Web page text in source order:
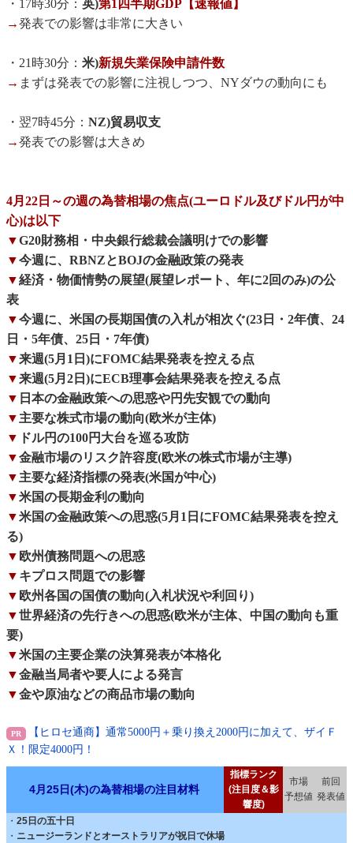
・17時30分： 英)第1四半期GDP【速報値】
→発表での影響は非常に大きい
・21時30分： 米)新規失業保険申請件数
→ まずは発表での影響に注視しつつ、NYダウの動向にも
・翌7時45分： NZ)貿易収支
→発表での影響は大きめ
4月22日～の週の為替相場の焦点(ユーロドル及びドル円が中
心)は以下
▼G20財務相・中央銀行総裁会議明けでの影響
▼今週に、RBNZとBOJの金融政策の発表
▼経済・物価情勢の展望(展望レポート、年に2回のみ)の公
表
▼今週に、米国の長期国債の入札が相次ぐ(23日・2年債、24
日・5年債、25日・7年債)
▼来週(5月1日)にFOMC結果発表を控える点
▼来週(5月2日)にECB理事会結果発表を控える点
▼ 日本の金融政策への思惑や円先安観での動向
▼主要な株式市場の動向(欧米が主体)
▼ ドル円の100円大台を巡る攻防
▼金融市場のリスク許容度(欧米の株式市場が主導)
▼主要な経済指標の発表(米国が中心)
▼米国の長期金利の動向
▼米国の金融政策への思惑(5月1日にFOMC結果発表を控え
る)
▼ 欧州債務問題への思惑
▼ キプロス問題での影響
▼ 欧州各国の国債の動向(入札状況や利回り)
▼世界経済の先行きへの思惑(欧米が主体、中国の動向も重
要)
▼米国の主要企業の決算発表が本格化
▼金融当局者や要人による発言
▼金や原油などの商品市場の動向
【ヒロセ通商】通常5000円＋乗り換え2000円に加えて、ザイＦ
Ｘ！限定4000円！
4月25日(木)の為替相場の注目材料
指標ランク
(注目度＆影
響度)
市場
予想値
前回
発表値
・ 25日の五十日
・ ニュージーランドとオーストラリアが祝日で休場